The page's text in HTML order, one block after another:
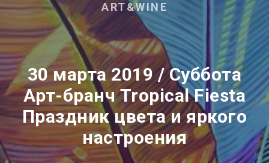
ART&WINE
30 марта 2019 / Суббота
Арт-бранч Tropical Fiesta
Праздник цвета и яркого
настроения